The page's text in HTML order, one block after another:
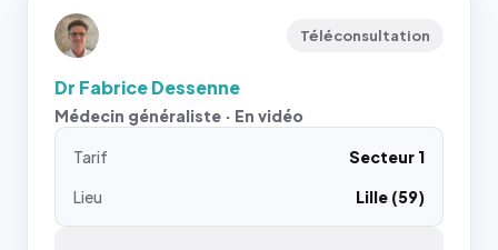
Téléconsultation
Dr Fabrice Dessenne
Médecin généraliste · En vidéo
Tarif
Secteur 1
Lieu
Lille (59)